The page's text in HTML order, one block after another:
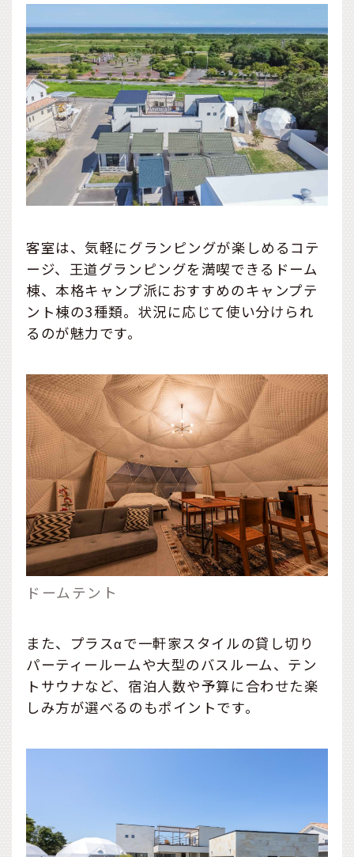
客室は、気軽にグランピングが楽しめるコテ
ージ、王道グランピングを満喫できるドーム
棟、本格キャンプ派におすすめのキャンプテ
ント棟の3種類。状況に応じて使い分けられ
るのが魅力です。
ドームテント
また、プラスαで一軒家スタイルの貸し切り
パーティールームや大型のバスルーム、テン
トサウナなど、宿泊人数や予算に合わせた楽
しみ方が選べるのもポイントです。